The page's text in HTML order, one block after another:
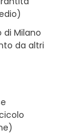
di Milano
da altri